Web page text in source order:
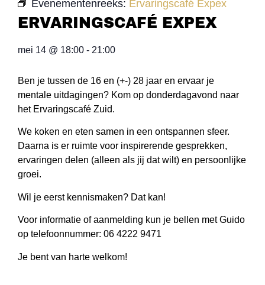
Evenementenreeks: Ervaringscafé Expex
ERVARINGSCAFÉ EXPEX
mei 14 @ 18:00 - 21:00
Ben je tussen de 16 en (+-) 28 jaar en ervaar je
mentale uitdagingen? Kom op donderdagavond naar
het Ervaringscafé Zuid.
We koken en eten samen in een ontspannen sfeer.
Daarna is er ruimte voor inspirerende gesprekken,
ervaringen delen (alleen als jij dat wilt) en persoonlijke
groei.
Wil je eerst kennismaken? Dat kan!
Voor informatie of aanmelding kun je bellen met Guido
op telefoonnummer: 06 4222 9471
Je bent van harte welkom!